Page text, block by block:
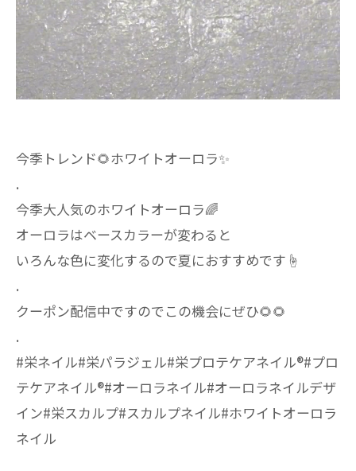
今季トレンド🌻ホワイトオーロラ✨
.
今季大人気のホワイトオーロラ🌈
オーロラはベースカラーが変わると
いろんな色に変化するので夏におすすめです☝️
.
クーポン配信中ですのでこの機会にぜひ🌻🌻
.
#栄ネイル#栄パラジェル#栄プロテケアネイル®︎#プロ
テケアネイル®︎#オーロラネイル#オーロラネイルデザ
イン#栄スカルプ#スカルプネイル#ホワイトオーロラ
ネイル